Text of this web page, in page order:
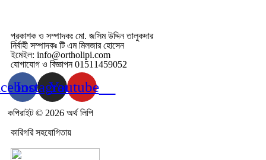
প্রকাশক ও সম্পাদকঃ মো. জসিম উদ্দিন তালুকদার
নির্বাহী সম্পাদকঃ টি এম মিলজার হোসেন
ইমেইল: info@ortholipi.com
যোগাযোগ ও বিজ্ঞাপন 01511459052
Instagram
Youtube
কপিরাইট © 2026 অর্থ লিপি
কারিগরি সহযোগিতায়